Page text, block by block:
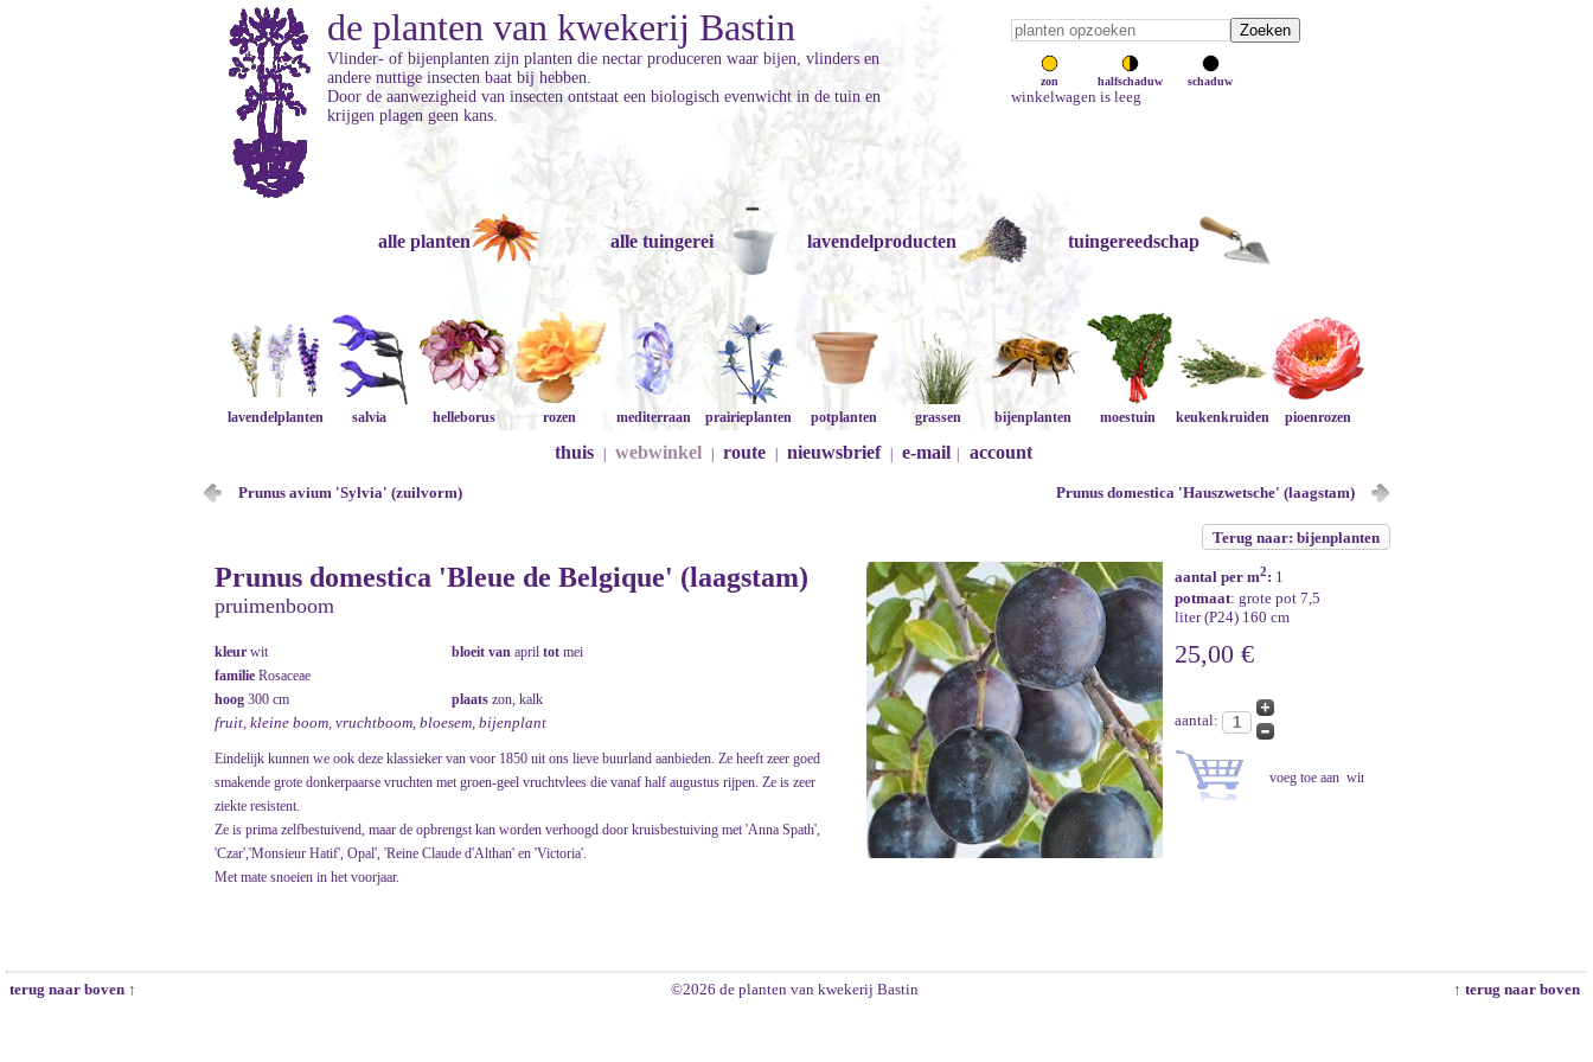
zon halfschaduw schaduw
winkelwagen is leeg
de planten van kwekerij Bastin
Vlinder- of bijenplanten zijn planten die nectar produceren waar bijen, vlinders en
andere nuttige insecten baat bij hebben.
Door de aanwezigheid van insecten ontstaat een biologisch evenwicht in de tuin en
krijgen plagen geen kans.
alle planten alle tuingerei lavendelproducten tuingereedschap
lavendelplanten salvia helleborus rozen mediterraan prairieplanten potplanten grassen bijenplanten moestuin keukenkruiden pioenrozen
thuis webwinkel route nieuwsbrief e-mail account
Prunus avium 'Sylvia' (zuilvorm) Prunus domestica 'Hauszwetsche' (laagstam)
Terug naar: bijenplanten
Prunus domestica 'Bleue de Belgique' (laagstam)
pruimenboom
kleur wit bloeit van april tot mei
familie Rosaceae
hoog 300 cm plaats zon, kalk
fruit, kleine boom, vruchtboom, bloesem, bijenplant
Eindelijk kunnen we ook deze klassieker van voor 1850 uit ons lieve buurland aanbieden. Ze heeft zeer goed
smakende grote donkerpaarse vruchten met groen-geel vruchtvlees die vanaf half augustus rijpen. Ze is zeer
ziekte resistent.
Ze is prima zelfbestuivend, maar de opbrengst kan worden verhoogd door kruisbestuiving met 'Anna Spath',
'Czar','Monsieur Hatif', Opal', 'Reine Claude d'Althan' en 'Victoria'.
Met mate snoeien in het voorjaar.
aantal per m2: 1
potmaat: grote pot 7,5
liter (P24) 160 cm
25,00 €
aantal:
terug naar boven ↑ ©2026 de planten van kwekerij Bastin ↑ terug naar boven